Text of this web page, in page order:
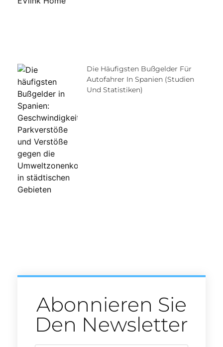
Die Häufigsten Bußgelder Für
Autofahrer In Spanien (Studien
Und Statistiken)
Abonnieren Sie
Den Newsletter